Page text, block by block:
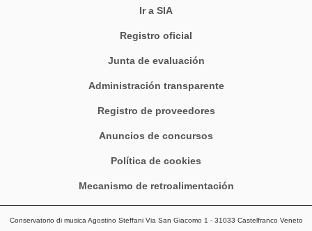
Ir a SIA
Registro oficial
Junta de evaluación
Administración transparente
Registro de proveedores
Anuncios de concursos
Política de cookies
Mecanismo de retroalimentación
Conservatorio di musica Agostino Steffani Via San Giacomo 1 - 31033 Castelfranco Veneto